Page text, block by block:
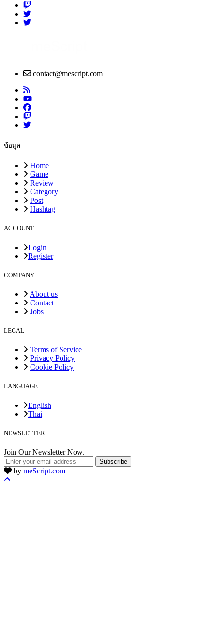
contact@mescript.com
ข้อมูล
Home
Game
Review
Category
Post
Hashtag
ACCOUNT
Login
Register
COMPANY
About us
Contact
Jobs
LEGAL
Terms of Service
Privacy Policy
Cookie Policy
LANGUAGE
English
Thai
NEWSLETTER
Join Our Newsletter Now.
Subscribe
by meScript.com